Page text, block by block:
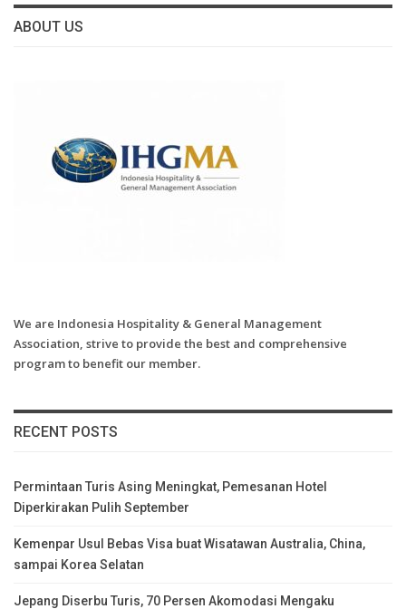
ABOUT US
We are Indonesia Hospitality & General Management
Association, strive to provide the best and comprehensive
program to benefit our member.
RECENT POSTS
Permintaan Turis Asing Meningkat, Pemesanan Hotel
Diperkirakan Pulih September
Kemenpar Usul Bebas Visa buat Wisatawan Australia, China,
sampai Korea Selatan
Jepang Diserbu Turis, 70 Persen Akomodasi Mengaku